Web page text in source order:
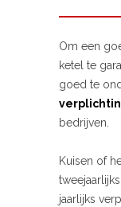
Om een
ketel te
goed te
bedrijven.
Kuisen of
jaarlijks